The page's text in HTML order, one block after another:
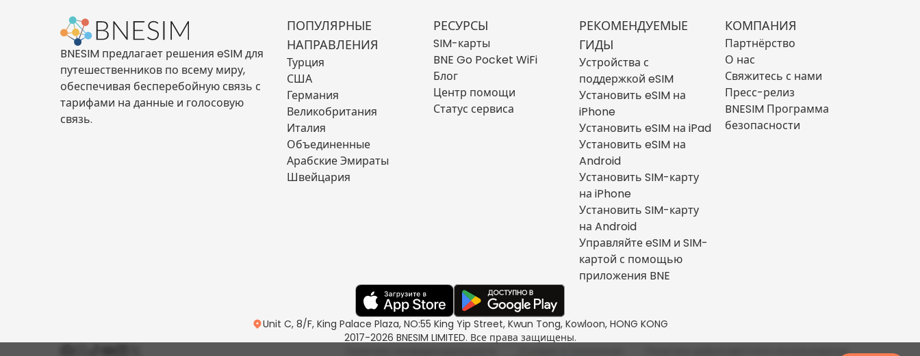
BNESIM предлагает решения eSIM для
путешественников по всему миру,
обеспечивая бесперебойную связь с
тарифами на данные и голосовую
связь.
ПОПУЛЯРНЫЕ
НАПРАВЛЕНИЯ
Турция
США
Германия
Великобритания
Италия
Объединенные
Арабские Эмираты
Швейцария
РЕСУРСЫ
SIM-карты
BNE Go Pocket WiFi
Блог
Центр помощи
Статус сервиса
РЕКОМЕНДУЕМЫЕ
ГИДЫ
Устройства с
поддержкой eSIM
Установить eSIM на
iPhone
Установить eSIM на iPad
Установить eSIM на
Android
Установить SIM-карту
на iPhone
Установить SIM-карту
на Android
Управляйте eSIM и SIM-
картой с помощью
приложения BNE
КОМПАНИЯ
Партнёрство
О нас
Свяжитесь с нами
Пресс-релиз
BNESIM Программа
безопасности
Unit C, 8/F, King Palace Plaza, NO:55 King Yip Street, Kwun Tong, Kowloon, HONG KONG
2017-2026 BNESIM LIMITED. Все права защищены.
Политика добросовестного использования